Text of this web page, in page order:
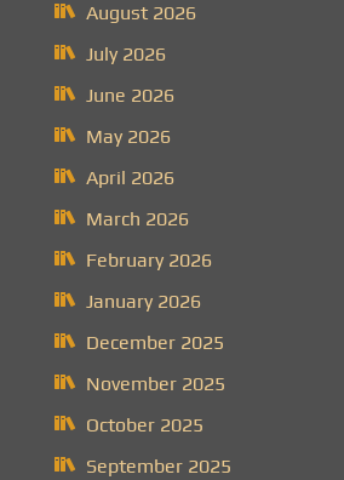
August 2026
July 2026
June 2026
May 2026
April 2026
March 2026
February 2026
January 2026
December 2025
November 2025
October 2025
September 2025